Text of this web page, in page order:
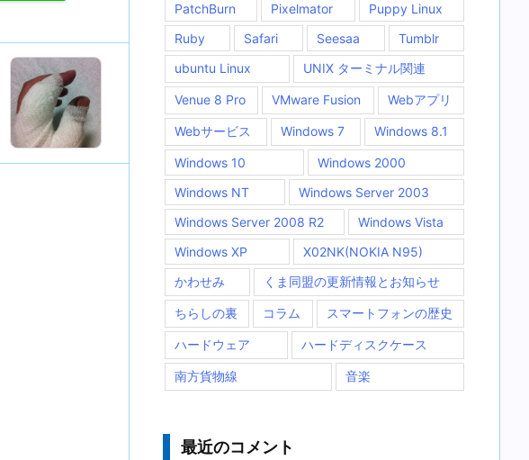
PatchBurn
Pixelmator
Puppy Linux
Ruby
Safari Seesaa
Tumblr
ubuntu Linux
UNIX ターミナル関連
Venue 8 Pro VMware Fusion Webアプリ
Webサービス Windows 7 Windows 8.1
Windows 10
Windows 2000
Windows NT
Windows Server 2003
Windows Server 2008 R2
Windows Vista
Windows XP
X02NK(NOKIA N95)
かわせみ
くま同盟の更新情報とお知らせ
ちらしの裏 コラム スマートフォンの歴史
ハードウェア ハードディスクケース
南方貨物線 音楽
最近のコメント